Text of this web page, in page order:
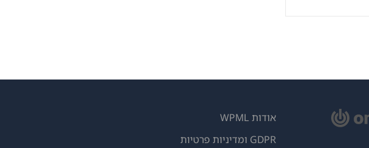
אודות WPML
GDPR ומדיניות פרטיות